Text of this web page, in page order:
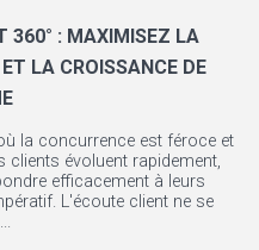
360° : MAXIMISEZ LA
LA CROISSANCE DE
la concurrence est féroce et
clients évoluent rapidement,
efficacement à leurs
L'écoute client ne se